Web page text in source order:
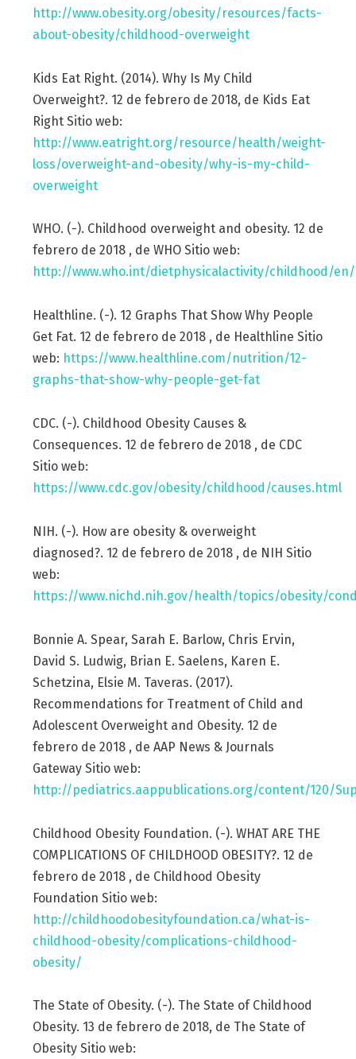
http://www.obesity.org/obesity/resources/facts-
about-obesity/childhood-overweight
Kids Eat Right. (2014). Why Is My Child
Overweight?. 12 de febrero de 2018, de Kids Eat
Right Sitio web:
http://www.eatright.org/resource/health/weight-
loss/overweight-and-obesity/why-is-my-child-
overweight
WHO. (-). Childhood overweight and obesity. 12 de
febrero de 2018 , de WHO Sitio web:
http://www.who.int/dietphysicalactivity/childhood/en/
Healthline. (-). 12 Graphs That Show Why People
Get Fat. 12 de febrero de 2018 , de Healthline Sitio
web: https://www.healthline.com/nutrition/12-
graphs-that-show-why-people-get-fat
CDC. (-). Childhood Obesity Causes &
Consequences. 12 de febrero de 2018 , de CDC
Sitio web:
https://www.cdc.gov/obesity/childhood/causes.html
NIH. (-). How are obesity & overweight
diagnosed?. 12 de febrero de 2018 , de NIH Sitio
web:
https://www.nichd.nih.gov/health/topics/obesity/
Bonnie A. Spear, Sarah E. Barlow, Chris Ervin,
David S. Ludwig, Brian E. Saelens, Karen E.
Schetzina, Elsie M. Taveras. (2017).
Recommendations for Treatment of Child and
Adolescent Overweight and Obesity. 12 de
febrero de 2018 , de AAP News & Journals
Gateway Sitio web:
http://pediatrics.aappublications.org/content/120/
Childhood Obesity Foundation. (-). WHAT ARE THE
COMPLICATIONS OF CHILDHOOD OBESITY?. 12 de
febrero de 2018 , de Childhood Obesity
Foundation Sitio web:
http://childhoodobesityfoundation.ca/what-is-
childhood-obesity/complications-childhood-
obesity/
The State of Obesity. (-). The State of Childhood
Obesity. 13 de febrero de 2018, de The State of
Obesity Sitio web: